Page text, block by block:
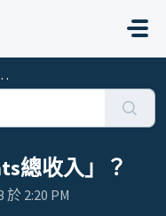
總收入」？
2:20 PM